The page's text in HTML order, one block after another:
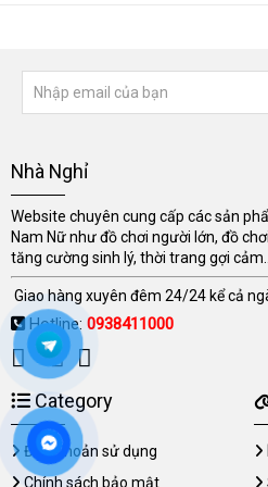
Nhà Nghỉ
Website chuyên cung cấp các sản
Nam Nữ như đồ chơi người lớn, đồ
tăng cường sinh lý, thời trang gợi
Giao hàng xuyên đêm 24/24 kể cả
Hotline: 0938411000
Category
Điều khoản sử dụng
Chính sách bảo mật